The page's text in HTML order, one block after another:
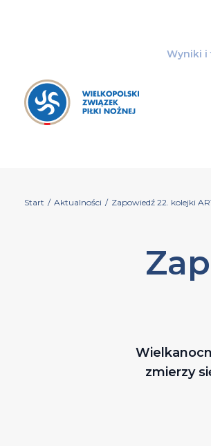
Wyniki i
Start / Aktualności / Zapowiedź 22. kolejki
zmierzy